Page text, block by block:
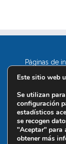
Páginas de
Este sitio web
Se utilizan
configuración
estadísticos
se recogen
"Aceptar" para
obtener más